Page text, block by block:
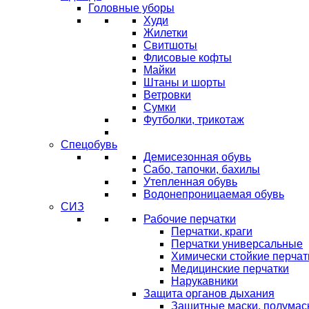
Головные уборы
Худи
Жилетки
Свитшоты
Флисовые кофты
Майки
Штаны и шорты
Ветровки
Сумки
Футболки, трикотаж
Спецобувь
Демисезонная обувь
Сабо, тапочки, бахилы
Утепленная обувь
Водонепроницаемая обувь
СИЗ
Рабочие перчатки
Перчатки, краги
Перчатки универсальные
Химически стойкие
Медицинские перчатки
Нарукавники
Защита органов дыхания
Защитные маски,